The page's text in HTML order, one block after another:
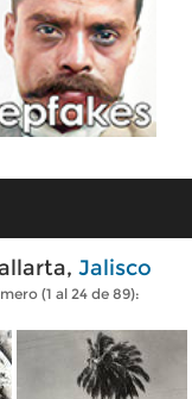
Jalisco
(1 al 24 de 89):